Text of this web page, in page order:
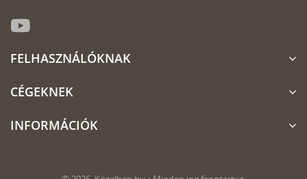
FELHASZNÁLÓKNAK
CÉGEKNEK
INFORMÁCIÓK